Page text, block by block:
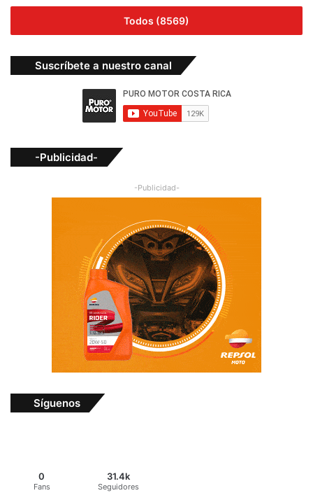
Todos (8569)
Suscríbete a nuestro canal
-Publicidad-
-Publicidad-
Síguenos
0
Fans
31.4k
Seguidores